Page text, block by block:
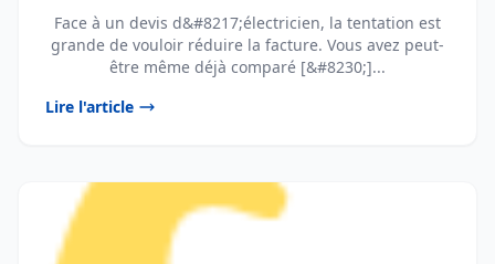
Face à un devis d&#8217;électricien, la tentation est
grande de vouloir réduire la facture. Vous avez peut-
être même déjà comparé [&#8230;]...
Lire l'article